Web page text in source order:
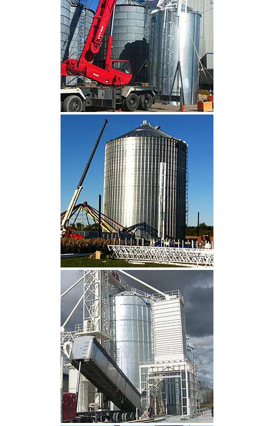
CLIQUEZ POUR AGRANDIR
CLIQUEZ POUR AGRANDIR
CLIQUEZ POUR AGRANDIR